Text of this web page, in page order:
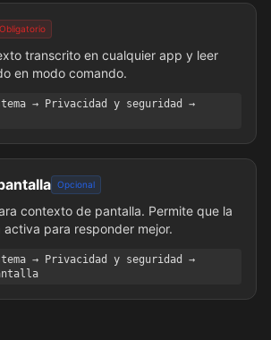
Obligatorio
transcrito en cualquier app y leer
en modo comando.
→ Privacidad y seguridad →
Opcional
contexto de pantalla. Permite que la
activa para responder mejor.
→ Privacidad y seguridad →